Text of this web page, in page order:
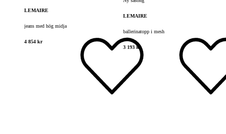
LEMAIRE
jeans med hög midja
4 854 kr
LEMAIRE
ballerinatopp i mesh
3 193 kr